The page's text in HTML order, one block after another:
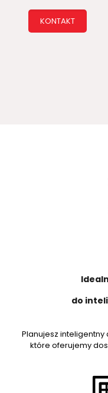
KONTAKT
do
Planujesz
które oferujemy